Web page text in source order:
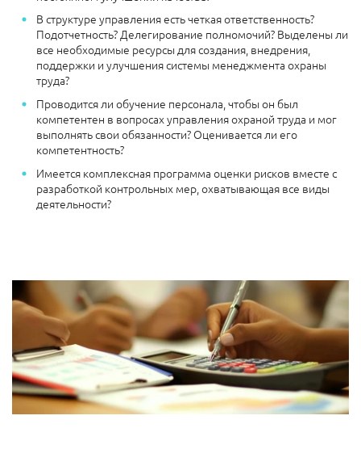
В структуре управления есть четкая ответственность?
Подотчетность? Делегирование полномочий? Выделены ли
все необходимые ресурсы для создания, внедрения,
поддержки и улучшения системы менеджмента охраны
труда?
Проводится ли обучение персонала, чтобы он был
компетентен в вопросах управления охраной труда и мог
выполнять свои обязанности? Оценивается ли его
компетентность?
Имеется комплексная программа оценки рисков вместе с
разработкой контрольных мер, охватывающая все виды
деятельности?